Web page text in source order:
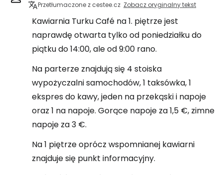
Przetłumaczone z cestee.cz Zobacz oryginalny tekst
Kawiarnia Turku Café na 1. piętrze jest
naprawdę otwarta tylko od poniedziałku do
piątku do 14:00, ale od 9:00 rano.
Na parterze znajdują się 4 stoiska
wypożyczalni samochodów, 1 taksówka, 1
ekspres do kawy, jeden na przekąski i napoje
oraz 1 na napoje. Gorące napoje za 1,5 €, zimne
napoje za 3 €.
Na 1 piętrze oprócz wspomnianej kawiarni
znajduje się punkt informacyjny.